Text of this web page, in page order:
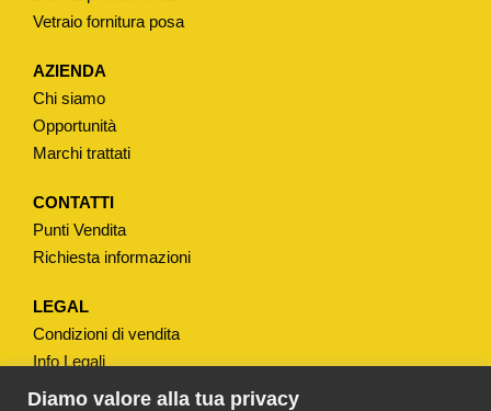
Diamo valore alla tua privacy
àVetraio fornitura posa
AZIENDA
Chi siamo
Opportunità
Marchi trattati
CONTATTI
Punti Vendita
Richiesta informazioni
LEGAL
Condizioni di vendita
Info Legali
Note Legali